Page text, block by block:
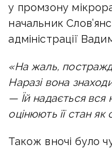
у промзону
начальник
адміністрації
«На жаль,
Наразі вона
— Їй надається вся
оцінюють її стан як
Також вночі було